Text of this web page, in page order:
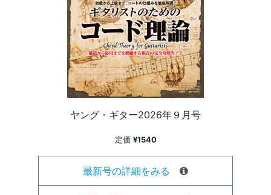
ヤング・ギター2026年９月号
定価 ¥1540
最新号の詳細をみる